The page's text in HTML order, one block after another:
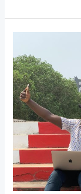
numérique
en
Afrique :
la
«
Déclaration
de
Cotonou
»,